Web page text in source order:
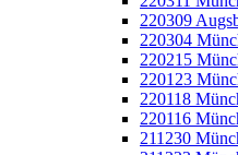
220309
220304
220215
220123
220118
220116
211230